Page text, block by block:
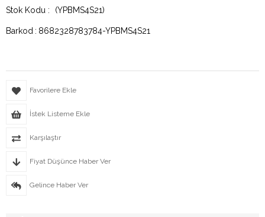
(YPBMS4S21)
Barkod : 8682328783784-YPBMS4S21
Favorilere Ekle
İstek Listeme Ekle
Karşılaştır
Fiyat Düşünce Haber Ver
Gelince Haber Ver